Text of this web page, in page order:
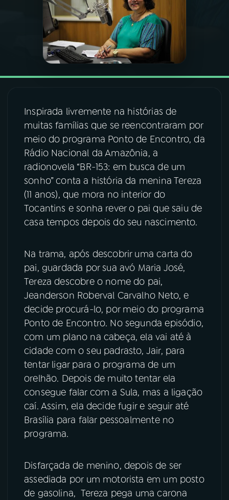
PROGRAMAS
PODCASTS
06VIDEOCASTS
07ÚLTIMAS
08 FESTIVAL DE MÚSICA
ACOMPANHE A RÁDIO NACIONAL
YouTube Facebook
Instagram X
TikTok
Inspirada livremente na histórias de
muitas famílias que se reencontraram por
meio do programa Ponto de Encontro, da
Rádio Nacional da Amazônia, a
radionovela “BR-153: em busca de um
sonho” conta a história da menina Tereza
(11 anos), que mora no interior do
Tocantins e sonha rever o pai que saiu de
casa tempos depois do seu nascimento.
Na trama, após descobrir uma carta do
pai, guardada por sua avó Maria José,
Tereza descobre o nome do pai,
Jeanderson Roberval Carvalho Neto, e
decide procurá-lo, por meio do programa
Ponto de Encontro. No segunda episódio,
com um plano na cabeça, ela vai até à
cidade com o seu padrasto, Jair, para
tentar ligar para o programa de um
orelhão. Depois de muito tentar ela
consegue falar com a Sula, mas a ligação
caí. Assim, ela decide fugir e seguir até
Brasília para falar pessoalmente no
programa.
Disfarçada de menino, depois de ser
assediada por um motorista em um posto
de gasolina, Tereza pega uma carona